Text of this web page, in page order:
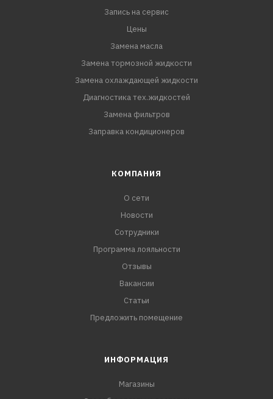
Запись на сервис
Цены
Замена масла
Замена тормозной жидкости
Замена охлаждающей жидкости
Диагностика тех.жидкостей
Замена фильтров
Заправка кондиционеров
КОМПАНИЯ
О сети
Новости
Сотрудники
Программа лояльности
Отзывы
Вакансии
Статьи
Предложить помещение
ИНФОРМАЦИЯ
Магазины